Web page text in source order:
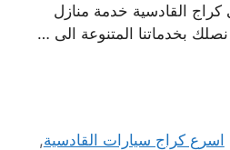
القادسية خدمة منازل
بخدماتنا المتنوعة الى …
اسرع كراج سيارات القادسية,